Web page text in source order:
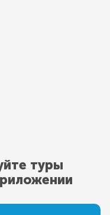
туры